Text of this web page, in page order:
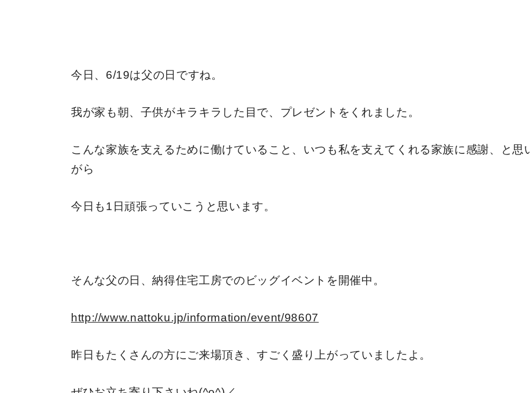
今日、6/19は父の日ですね。
我が家も朝、子供がキラキラした目で、プレゼントをくれました。
こんな家族を支えるために働けていること、いつも私を支えてくれる家族に感謝、と思
がら
今日も1日頑張っていこうと思います。
そんな父の日、納得住宅工房でのビッグイベントを開催中。
http://www.nattoku.jp/information/event/98607
昨日もたくさんの方にご来場頂き、すごく盛り上がっていましたよ。